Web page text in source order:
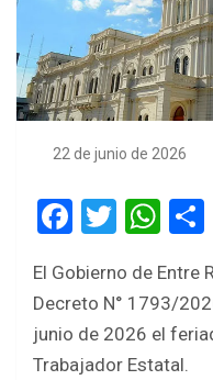
22 de junio de 2026
F
ce
b
o
T
tt
er
W
at
s
A
El Gobierno de Entre
Decreto N° 1793/
junio de 2026 el
Trabajador Estatal.